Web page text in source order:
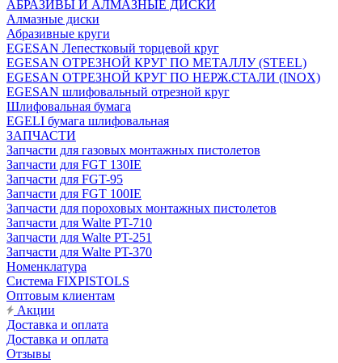
АБРАЗИВЫ И АЛМАЗНЫЕ ДИСКИ
Алмазные диски
Абразивные круги
EGESAN Лепестковый торцевой круг
EGESAN ОТРЕЗНОЙ КРУГ ПО МЕТАЛЛУ (STEEL)
EGESAN ОТРЕЗНОЙ КРУГ ПО НЕРЖ.СТАЛИ (INOX)
EGESAN шлифовальный отрезной круг
Шлифовальная бумага
EGELI бумага шлифовальная
ЗАПЧАСТИ
Запчасти для газовых монтажных пистолетов
Запчасти для FGT 130IE
Запчасти для FGT-95
Запчасти для FGT 100IE
Запчасти для пороховых монтажных пистолетов
Запчасти для Walte PT-710
Запчасти для Walte PT-251
Запчасти для Walte PT-370
Номенклатура
Система FIXPISTOLS
Оптовым клиентам
Акции
Доставка и оплата
Доставка и оплата
Отзывы